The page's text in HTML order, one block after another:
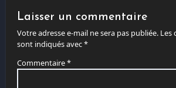
Laisser un commentaire
Votre adresse e-mail ne sera pas publiée. Les
sont indiqués avec*
Commentaire*